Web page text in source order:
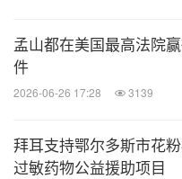
孟山都在美国最高法院
件
2026-06-26 17:28 3139
拜耳支持鄂尔多斯市花
过敏药物公益援助项目